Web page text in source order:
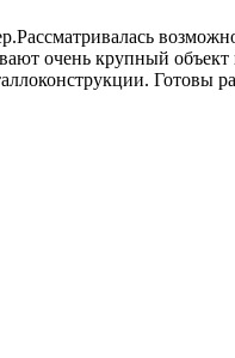
очень крупный объект
Готовы